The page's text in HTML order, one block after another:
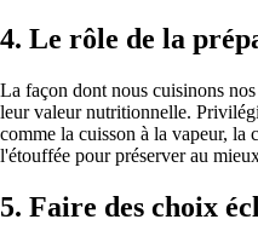
4. Le rôle de la
La façon dont nous cuisinons
leur valeur nutritionnelle.
comme la cuisson à la vapeur, la
l'étouffée pour préserver au
5. Faire des choix